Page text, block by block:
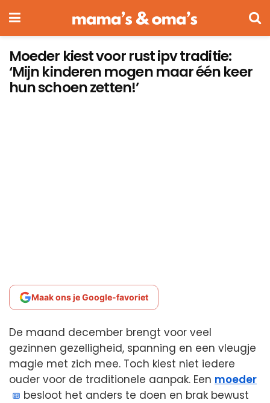
Moeder kiest voor rust ipv traditie:
‘Mijn kinderen mogen maar één keer
hun schoen zetten!’
Maak ons je Google-favoriet
De maand december brengt voor veel
gezinnen gezelligheid, spanning en een vleugje
magie met zich mee. Toch kiest niet iedere
ouder voor de traditionele aanpak. Een moeder
besloot het anders te doen en brak bewust